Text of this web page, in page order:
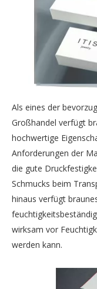
Als eines der
Großhandel verfügt
hochwertige
Anforderungen der
die gute
Schmucks beim
hinaus verfügt
wirksam vor
werden kann.